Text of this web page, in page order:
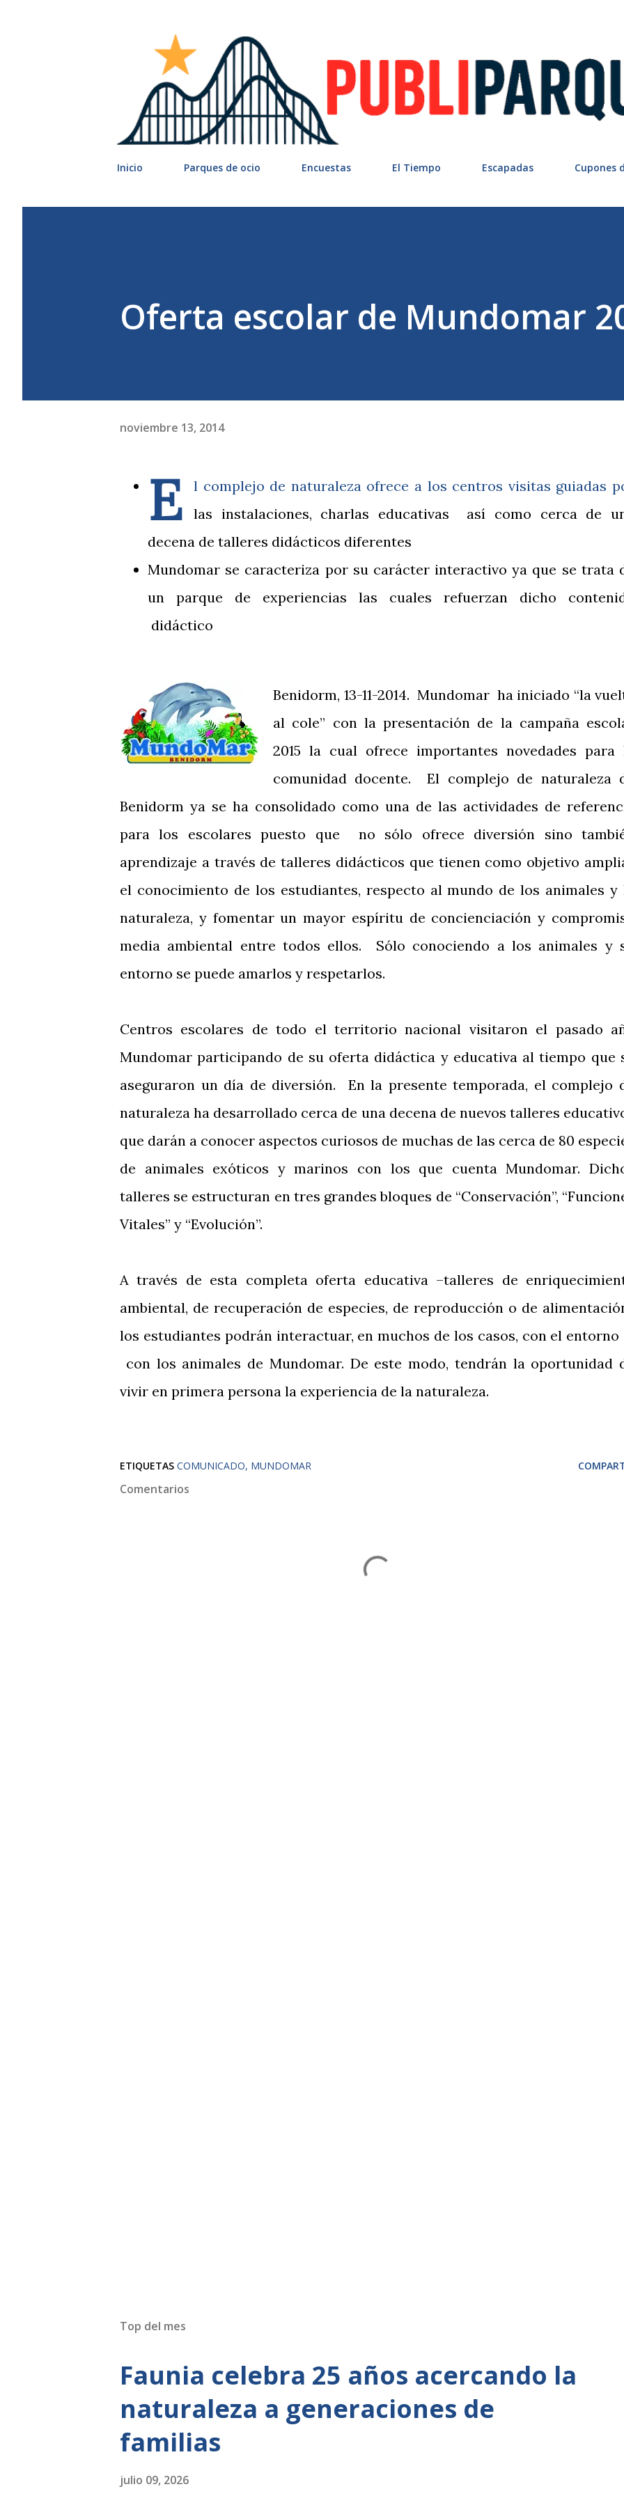
Inicio Parques de ocio Encuestas El Tiempo Escapadas Cupones
Oferta escolar de Mundomar
noviembre 13, 2014
E
l complejo de naturaleza ofrece a los centros visitas guiadas
las instalaciones, charlas educativas así como cerca de
decena de talleres didácticos diferentes
Mundomar se caracteriza por su carácter interactivo ya que se trata
un parque de experiencias las cuales refuerzan dicho
didáctico
Benidorm, 13-11-2014. Mundomar ha iniciado “la
al cole” con la presentación de la campaña
2015 la cual ofrece importantes novedades para
comunidad docente. El complejo de naturaleza
Benidorm ya se ha consolidado como una de las actividades de
para los escolares puesto que no sólo ofrece diversión sino
aprendizaje a través de talleres didácticos que tienen como objetivo
el conocimiento de los estudiantes, respecto al mundo de los animales y
naturaleza, y fomentar un mayor espíritu de concienciación y
media ambiental entre todos ellos. Sólo conociendo a los animales y
entorno se puede amarlos y respetarlos.
Centros escolares de todo el territorio nacional visitaron el pasado
Mundomar participando de su oferta didáctica y educativa al tiempo que
aseguraron un día de diversión. En la presente temporada, el complejo
naturaleza ha desarrollado cerca de una decena de nuevos talleres
que darán a conocer aspectos curiosos de muchas de las cerca de 80
de animales exóticos y marinos con los que cuenta Mundomar.
talleres se estructuran en tres grandes bloques de “Conservación”,
Vitales” y “Evolución”.
A través de esta completa oferta educativa –talleres de
ambiental, de recuperación de especies, de reproducción o de
los estudiantes podrán interactuar, en muchos de los casos, con el
con los animales de Mundomar. De este modo, tendrán la oportunidad
vivir en primera persona la experiencia de la naturaleza.
ETIQUETAS COMUNICADO MUNDOMAR
Comentarios
Top del mes
Faunia celebra 25 años acercando la
naturaleza a generaciones de
familias
julio 09, 2026